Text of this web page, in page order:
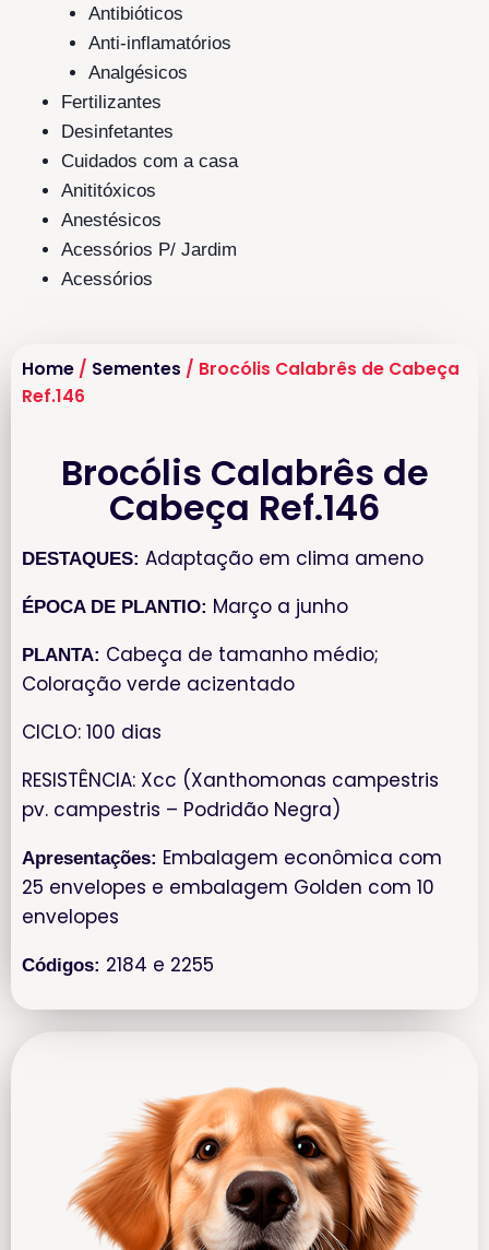
Antibióticos
Anti-inflamatórios
Analgésicos
Fertilizantes
Desinfetantes
Cuidados com a casa
Anititóxicos
Anestésicos
Acessórios P/ Jardim
Acessórios
Home / Sementes / Brocólis Calabrês de Cabeça
Ref.146
Brocólis Calabrês de
Cabeça Ref.146
DESTAQUES: Adaptação em clima ameno
ÉPOCA DE PLANTIO: Março a junho
PLANTA: Cabeça de tamanho médio;
Coloração verde acizentado
CICLO: 100 dias
RESISTÊNCIA: Xcc (Xanthomonas campestris
pv. campestris – Podridão Negra)
Apresentações: Embalagem econômica com
25 envelopes e embalagem Golden com 10
envelopes
Códigos: 2184 e 2255